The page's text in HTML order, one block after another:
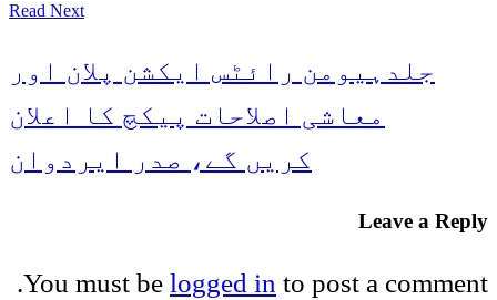
Read Next
جلدہیومن رائٹس ایکشن پلان اور
معاشی اصلاحات پیکچ کا اعلان
کریں گے، صدر ایردوان
Leave a Reply
You must be logged in to post a comment.